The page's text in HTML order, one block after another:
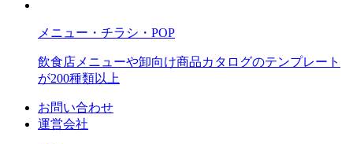
メニュー・チラシ・POP
飲食店メニューや卸向け商品カタログのテンプレート
が200種類以上
お問い合わせ
運営会社